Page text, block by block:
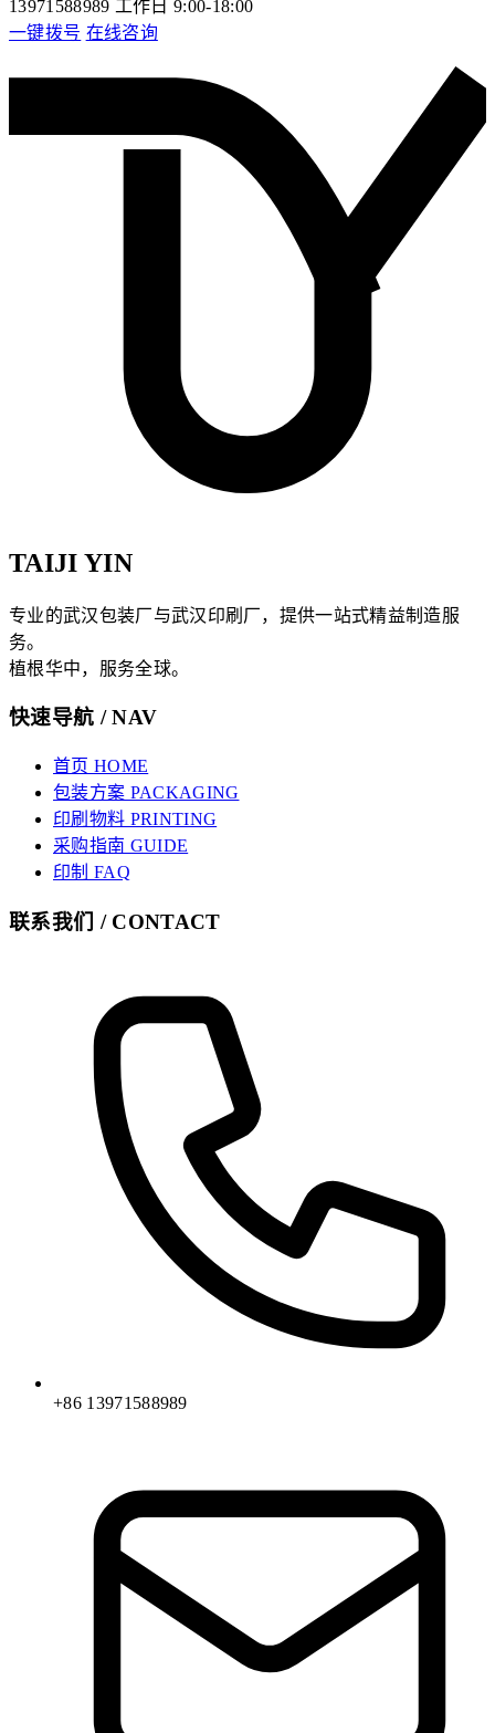
13971588989 工作日 9:00-18:00
一键拨号 在线咨询
TAIJI YIN
专业的武汉包装厂与武汉印刷厂，提供一站式精益制造服
务。
植根华中，服务全球。
快速导航 / NAV
首页 HOME
包装方案 PACKAGING
印刷物料 PRINTING
采购指南 GUIDE
印制 FAQ
联系我们 / CONTACT
+86 13971588989